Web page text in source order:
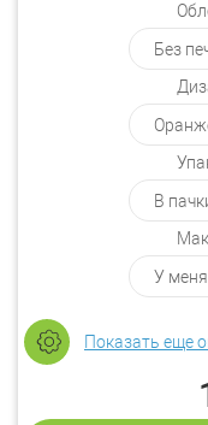
Показать еще